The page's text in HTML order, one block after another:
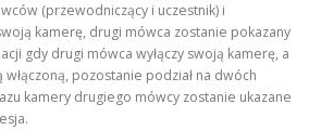
(przewodniczący i uczestnik) i
kamerę, drugi mówca zostanie pokazany
gdy drugi mówca wyłączy swoją kamerę, a
pozostanie podział na dwóch
kamery drugiego mówcy zostanie ukazane